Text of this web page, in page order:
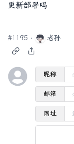
更新部署吗
#1195 老孙
昵称
邮箱
网址